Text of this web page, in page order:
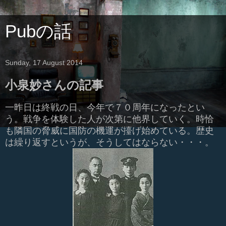
Pubの話
Sunday, 17 August 2014
小泉妙さんの記事
一昨日は終戦の日、今年で７０周年になったとい
う。戦争を体験した人が次第に他界していく。時恰
も隣国の脅威に国防の機運が擡げ始めている。歴史
は繰り返すというが、そうしてはならない・・・。